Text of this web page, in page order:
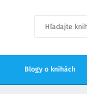
Blogy o knihách